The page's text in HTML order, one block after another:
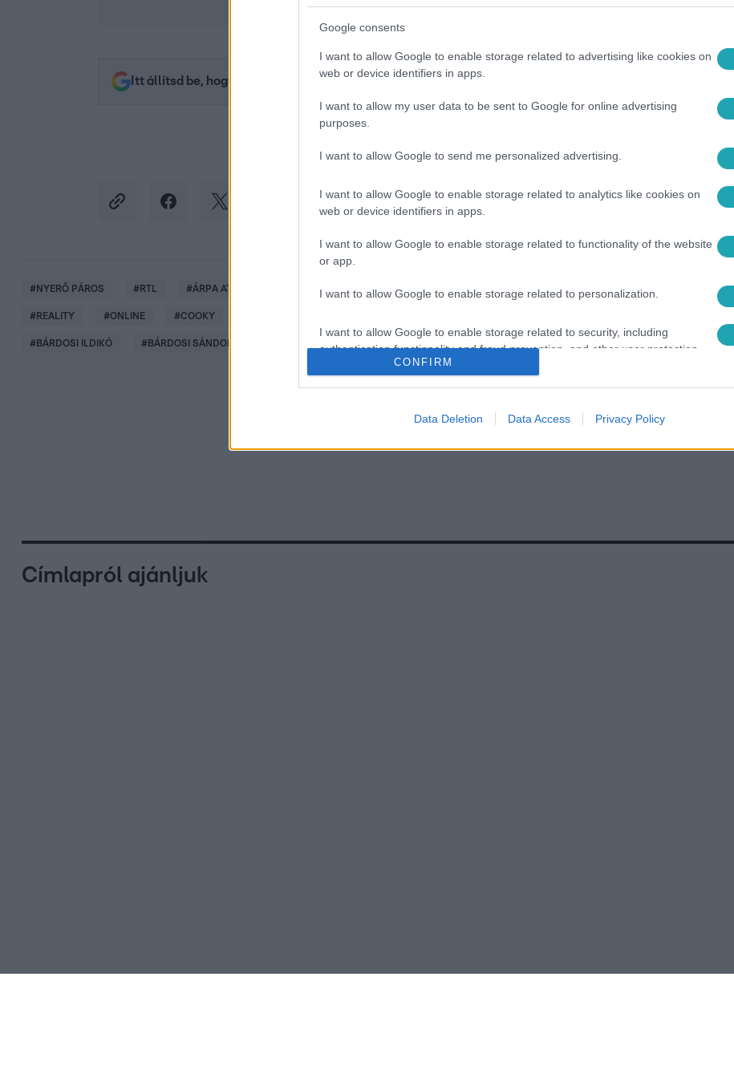
Google consents
I want to allow Google to enable storage related to advertising like cookies on
web or device identifiers in apps.
I want to allow my user data to be sent to Google for online advertising
purposes.
I want to allow Google to send me personalized advertising.
I want to allow Google to enable storage related to analytics like cookies on
web or device identifiers in apps.
I want to allow Google to enable storage related to functionality of the website
or app.
I want to allow Google to enable storage related to personalization.
I want to allow Google to enable storage related to security, including
authentication functionality and fraud prevention, and other user protection.
CONFIRM
Data Deletion Data Access Privacy Policy
Itt állítsd be, hogy az RTL.hu az elsők között legyen a Google-találatokban!
#NYERŐ PÁROS #RTL #ÁRPA ATTILA ÁRPA ALEXANDRA RTL+ BULVÁR #CSOCSESZ # PUSKÁS ANGÉLA
#REALITY #ONLINE #COOKY
#BÁRDOSI ILDIKÓ #BÁRDOSI SÁNDOR # DIETZ GUSZTÁV MÉSZÁROS BENDE ZSIGMOND ANGÉLA
Címlapról ajánljuk